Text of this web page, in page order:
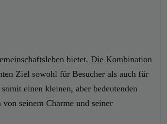
bietet. Die Kombination
Ziel sowohl für Besucher als auch für
einen kleinen, aber bedeutenden
seinem Charme und seiner